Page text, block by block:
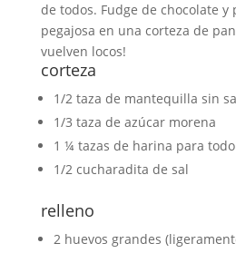
de todos. Fudge de chocolate y
pegajosa en una corteza de
vuelven locos!
corteza
1/2 taza de mantequilla sin
1/3 taza de azúcar morena
1 ¼ tazas de harina para
1/2 cucharadita de sal
relleno
2 huevos grandes